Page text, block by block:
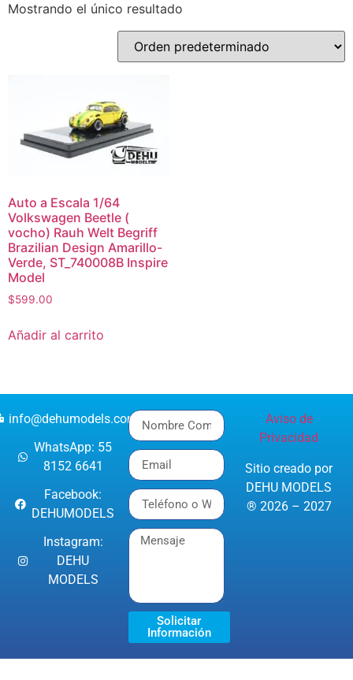
Mostrando el único resultado
Auto a Escala 1/64
Volkswagen Beetle (
vocho) Rauh Welt Begriff
Brazilian Design Amarillo-
Verde, ST_740008B Inspire
Model
$599.00
Añadir al carrito
info@dehumodels.com
WhatsApp: 55
8152 6641
Facebook:
DEHUMODELS
Instagram:
DEHU
MODELS
Solicitar
Información
Aviso de
Privacidad
Sitio creado por
DEHU MODELS
® 2026 – 2027